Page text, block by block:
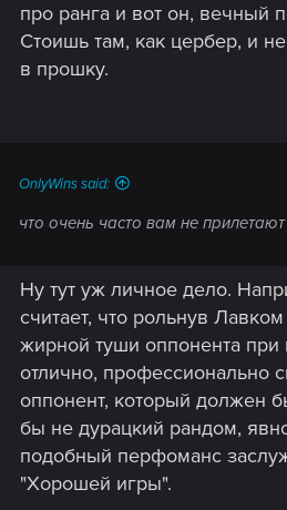
про ранга и вот он, вечный
Стоишь там, как цербер, и
в прошку.
OnlyWins said:
что очень часто вам не
Ну тут уж личное дело.
считает, что рольнув
жирной туши оппонента при
отлично, профессионально
оппонент, который должен
бы не дурацкий рандом,
подобный перфоманс
"Хорошей игры".